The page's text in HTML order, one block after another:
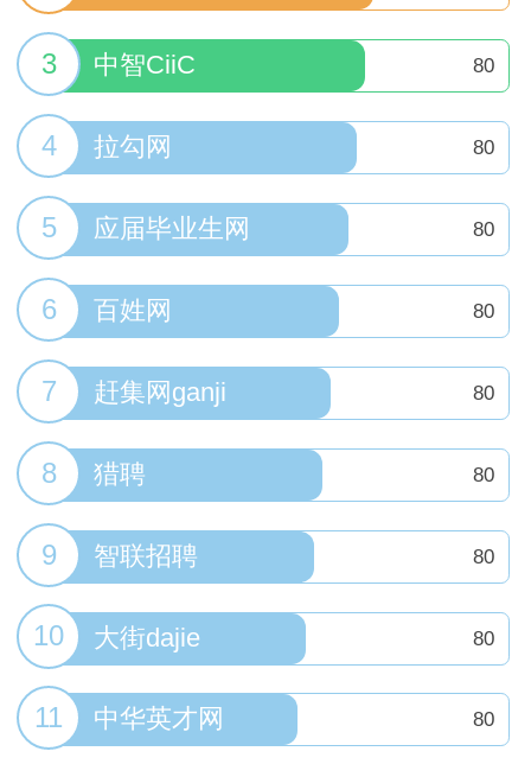
3 中智CiiC 80
4 拉勾网 80
5 应届毕业生网 80
6 百姓网 80
7 赶集网ganji 80
8 猎聘 80
9 智联招聘 80
10 大街dajie 80
11 中华英才网 80